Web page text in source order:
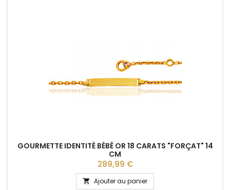
GOURMETTE IDENTITÉ BÉBÉ OR 18 CARATS "FORÇAT" 14
CM
Prix
289,99 €
 Ajouter au panier